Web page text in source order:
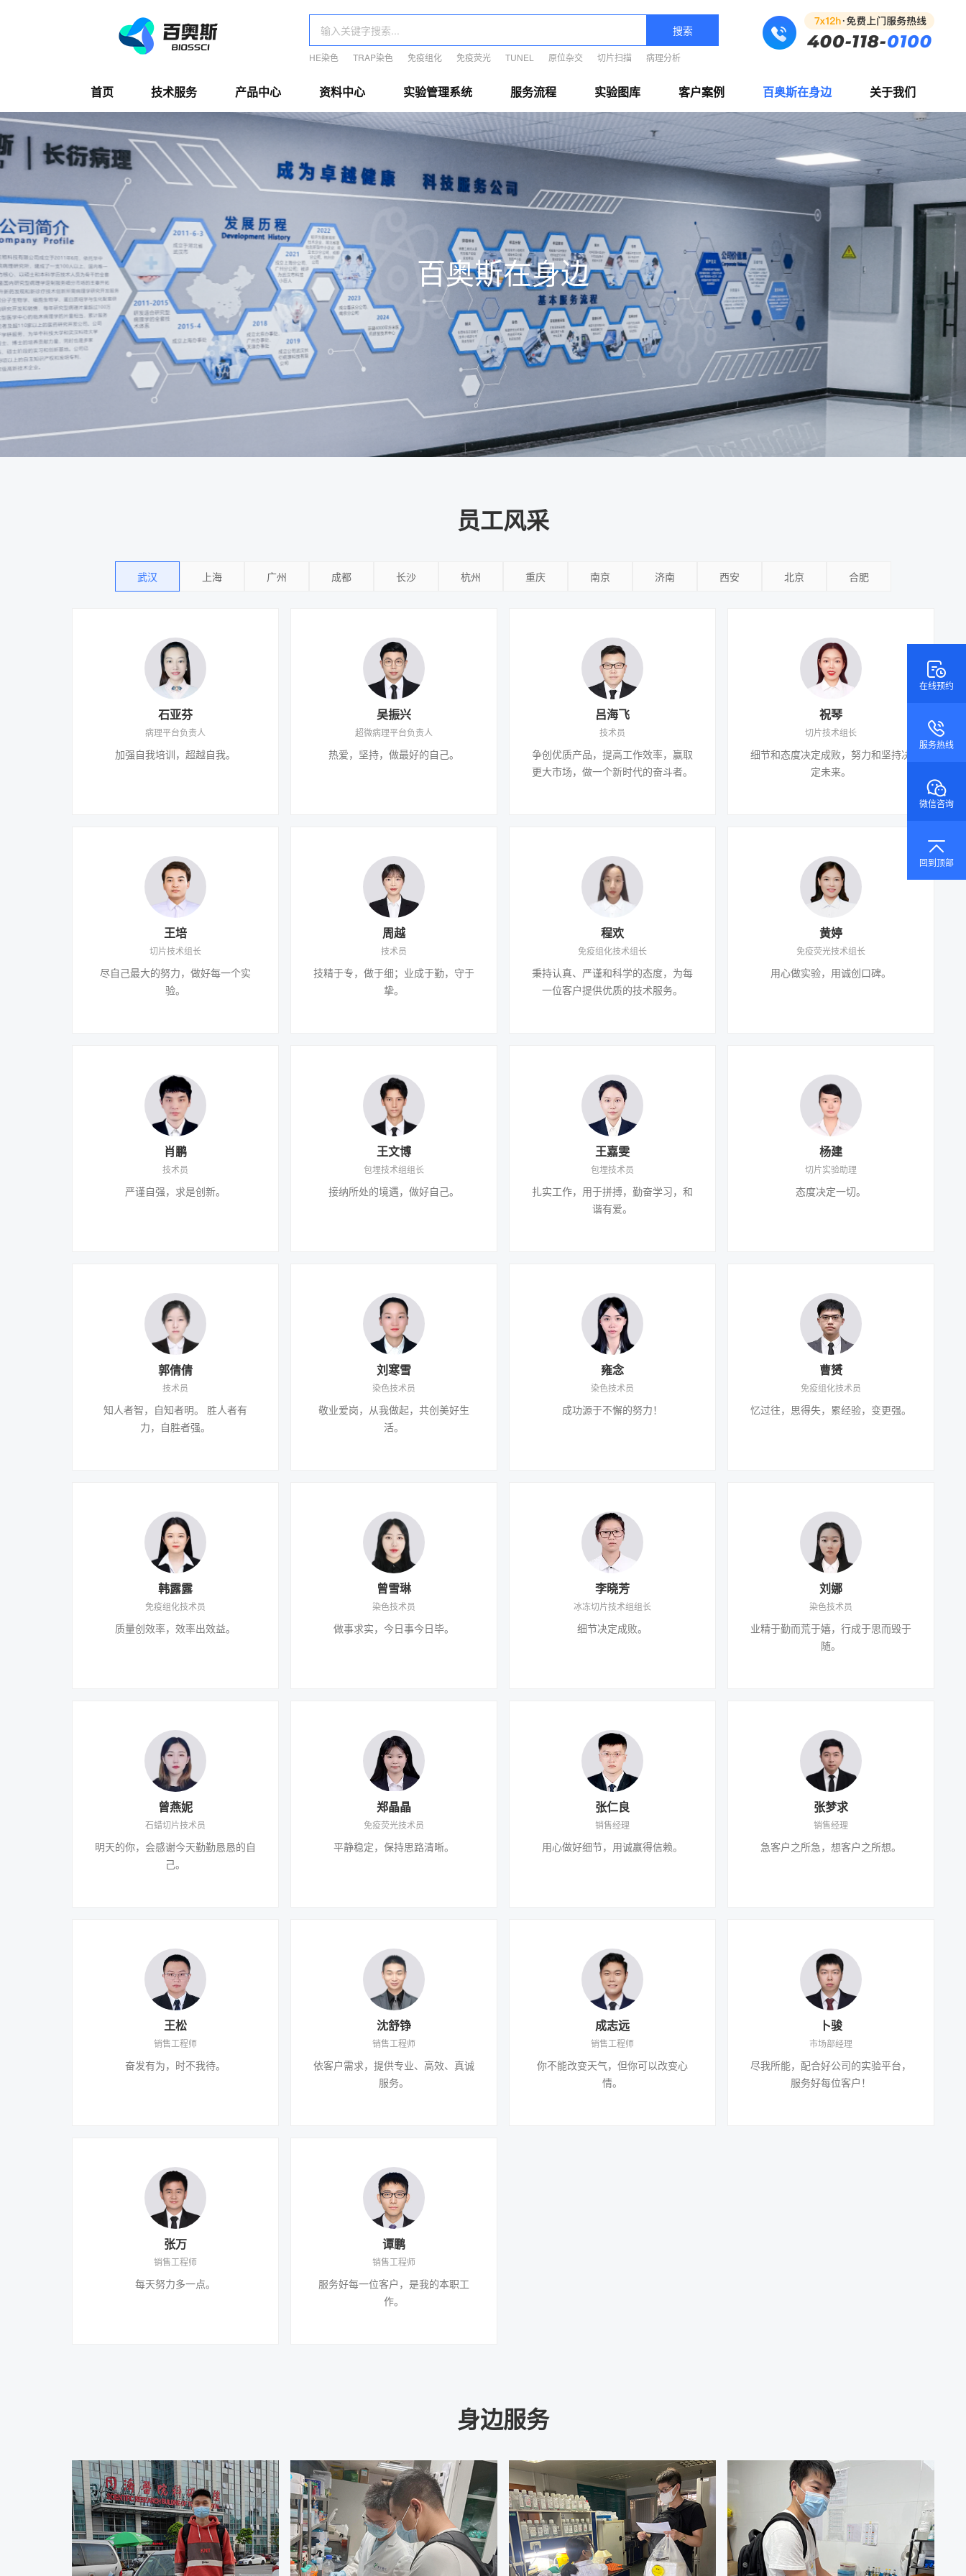
搜索
HE染色 TRAP染色 免疫组化 免疫荧光 TUNEL 原位杂交 切片扫描 病理分析
首页 技术服务 产品中心 资料中心 实验管理系统 服务流程 实验图库 客户案例 百奥斯在身边 关于我们
百奥斯在身边
员工风采
武汉 上海 广州 成都 长沙 杭州 重庆 南京 济南 西安 北京 合肥
石亚芬
病理平台负责人
加强自我培训，超越自我。
吴振兴
超微病理平台负责人
热爱，坚持，做最好的自己。
吕海飞
技术员
争创优质产品，提高工作效率，赢取
更大市场，做一个新时代的奋斗者。
祝琴
切片技术组长
细节和态度决定成败，努力和坚持决
定未来。
王培
切片技术组长
尽自己最大的努力，做好每一个实
验。
周越
技术员
技精于专，做于细；业成于勤，守于
挚。
程欢
免疫组化技术组长
秉持认真、严谨和科学的态度，为每
一位客户提供优质的技术服务。
黄婷
免疫荧光技术组长
用心做实验，用诚创口碑。
肖鹏
技术员
严谨自强，求是创新。
王文博
包埋技术组组长
接纳所处的境遇，做好自己。
王嘉雯
包埋技术员
扎实工作，用于拼搏，勤奋学习，和
谐有爱。
杨建
切片实验助理
态度决定一切。
郭倩倩
技术员
知人者智，自知者明。 胜人者有
力，自胜者强。
刘寒雪
染色技术员
敬业爱岗，从我做起，共创美好生
活。
雍念
染色技术员
成功源于不懈的努力！
曹赟
免疫组化技术员
忆过往，思得失，累经验，变更强。
韩露露
免疫组化技术员
质量创效率，效率出效益。
曾雪琳
染色技术员
做事求实，今日事今日毕。
李晓芳
冰冻切片技术组组长
细节决定成败。
刘娜
染色技术员
业精于勤而荒于嬉，行成于思而毁于
随。
曾燕妮
石蜡切片技术员
明天的你，会感谢今天勤勤恳恳的自
己。
郑晶晶
免疫荧光技术员
平静稳定，保持思路清晰。
张仁良
销售经理
用心做好细节，用诚赢得信赖。
张梦求
销售经理
急客户之所急，想客户之所想。
王松
销售工程师
奋发有为，时不我待。
沈舒铮
销售工程师
依客户需求，提供专业、高效、真诚
服务。
成志远
销售工程师
你不能改变天气，但你可以改变心
情。
卜骏
市场部经理
尽我所能，配合好公司的实验平台，
服务好每位客户！
张万
销售工程师
每天努力多一点。
谭鹏
销售工程师
服务好每一位客户，是我的本职工
作。
身边服务
在线预约
服务热线
微信咨询
回到顶部